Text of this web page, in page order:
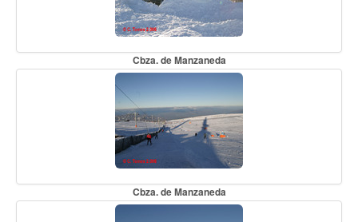
Cbza. de Manzaneda
Cbza. de Manzaneda